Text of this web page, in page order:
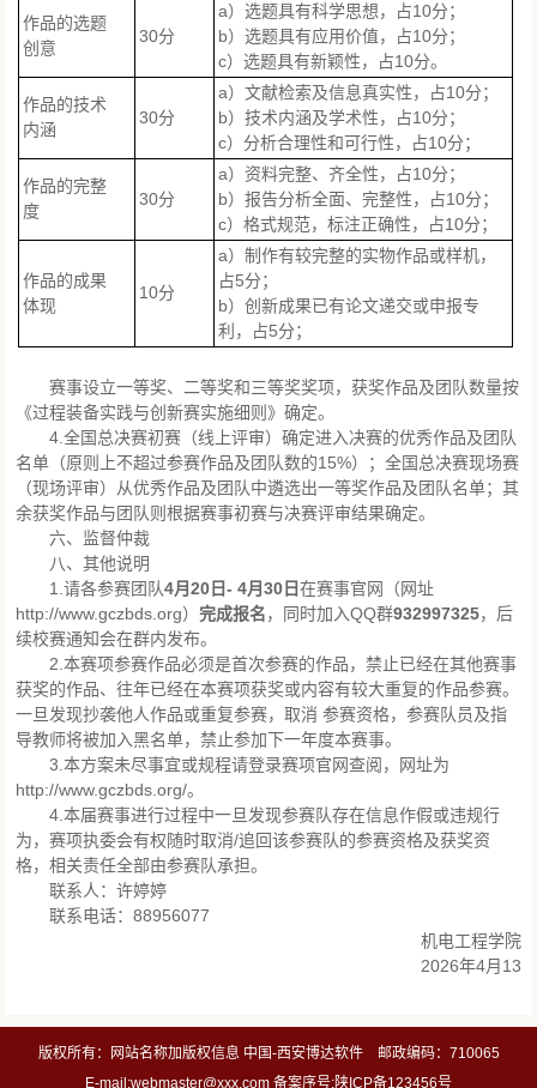
作品的选题
创意
30分
a）选题具有科学思想，占10分；
b）选题具有应用价值，占10分；
c）选题具有新颖性，占10分。
作品的技术
内涵
30分
a）文献检索及信息真实性，占10分；
b）技术内涵及学术性，占10分；
c）分析合理性和可行性，占10分；
作品的完整
度
30分
a）资料完整、齐全性，占10分；
b）报告分析全面、完整性，占10分；
c）格式规范，标注正确性，占10分；
作品的成果
体现
10分
a）制作有较完整的实物作品或样机，
占5分；
b）创新成果已有论文递交或申报专
利，占5分；
赛事设立一等奖、二等奖和三等奖奖项，获奖作品及团队数量按
《过程装备实践与创新赛实施细则》确定。
4.全国总决赛初赛（线上评审）确定进入决赛的优秀作品及团队
名单（原则上不超过参赛作品及团队数的15%）；全国总决赛现场赛
（现场评审）从优秀作品及团队中遴选出一等奖作品及团队名单；其
余获奖作品与团队则根据赛事初赛与决赛评审结果确定。
六、监督仲裁
八、其他说明
1.请各参赛团队4月20日- 4月30日在赛事官网（网址
http://www.gczbds.org）完成报名，同时加入QQ群932997325，后
续校赛通知会在群内发布。
2.本赛项参赛作品必须是首次参赛的作品，禁止已经在其他赛事
获奖的作品、往年已经在本赛项获奖或内容有较大重复的作品参赛。
一旦发现抄袭他人作品或重复参赛，取消 参赛资格，参赛队员及指
导教师将被加入黑名单，禁止参加下一年度本赛事。
3.本方案未尽事宜或规程请登录赛项官网查阅，网址为
http://www.gczbds.org/。
4.本届赛事进行过程中一旦发现参赛队存在信息作假或违规行
为，赛项执委会有权随时取消/追回该参赛队的参赛资格及获奖资
格，相关责任全部由参赛队承担。
联系人：许婷婷
联系电话：88956077
机电工程学院
2026年4月13
版权所有：网站名称加版权信息 中国-西安博达软件 邮政编码：710065
E-mail:webmaster@xxx.com 备案序号:陕ICP备123456号